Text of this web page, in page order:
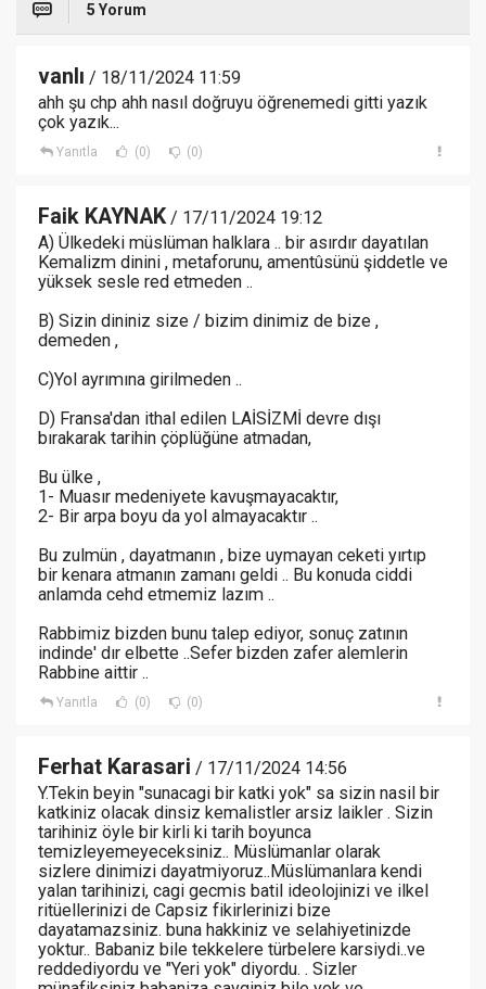
5 Yorum
vanlı / 18/11/2024 11:59
ahh şu chp ahh nasıl doğruyu öğrenemedi gitti yazık
çok yazık...
Yanıtla (0) (0)
Faik KAYNAK/ 17/11/2024 19:12
A) Ülkedeki müslüman halklara .. bir asırdır dayatılan
Kemalizm dinini , metaforunu, amentûsünü şiddetle ve
yüksek sesle red etmeden ..
B) Sizin dininiz size / bizim dinimiz de bize ,
demeden ,
C)Yol ayrımına girilmeden ..
D) Fransa'dan ithal edilen LAİSİZMİ devre dışı
bırakarak tarihin çöplüğüne atmadan,
Bu ülke ,
1- Muasır medeniyete kavuşmayacaktır,
2- Bir arpa boyu da yol almayacaktır ..
Bu zulmün , dayatmanın , bize uymayan ceketi yırtıp
bir kenara atmanın zamanı geldi .. Bu konuda ciddi
anlamda cehd etmemiz lazım ..
Rabbimiz bizden bunu talep ediyor, sonuç zatının
indinde' dır elbette ..Sefer bizden zafer alemlerin
Rabbine aittir ..
Yanıtla (0) (0)
Ferhat Karasari / 17/11/2024 14:56
Y.Tekin beyin "sunacagi bir katki yok" sa sizin nasil bir
katkiniz olacak dinsiz kemalistler arsiz laikler . Sizin
tarihiniz öyle bir kirli ki tarih boyunca
temizleyemeyeceksiniz.. Müslümanlar olarak
sizlere dinimizi dayatmiyoruz..Müslümanlara kendi
yalan tarihinizi, cagi gecmis batil ideolojinizi ve ilkel
ritüellerinizi de Capsiz fikirlerinizi bize
dayatamazsiniz. buna hakkiniz ve selahiyetinizde
yoktur.. Babaniz bile tekkelere türbelere karsiydi..ve
reddediyordu ve "Yeri yok" diyordu. . Sizler